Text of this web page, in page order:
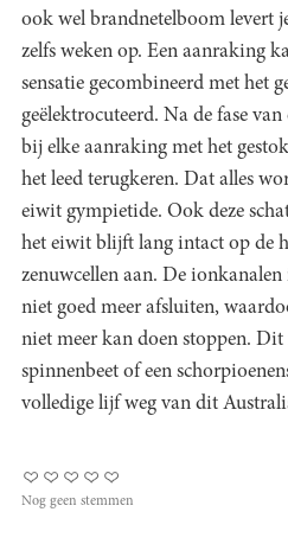
ook wel brandnetelboom levert
zelfs weken op. Een aanraking
sensatie gecombineerd met het
geëlektrocuteerd. Na de fase
bij elke aanraking met het
het leed terugkeren. Dat alles
eiwit gympietide. Ook deze
het eiwit blijft lang intact op de
zenuwcellen aan. De
niet goed meer afsluiten,
niet meer kan doen stoppen. Dit
spinnenbeet of een
volledige lijf weg van dit
Nog geen stemmen